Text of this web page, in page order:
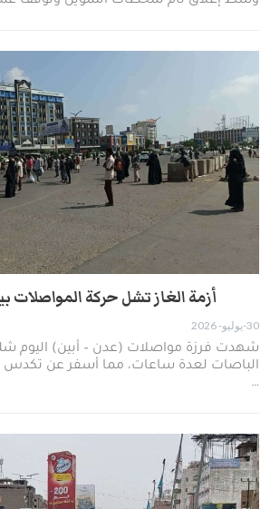
أزمة الغاز تشل حركة المواصلات
30-يوليو- 2026
شهدت فرزة مواصلات (عدن – أبين) اليوم
الباصات لعدة ساعات، مما أسفر عن
…